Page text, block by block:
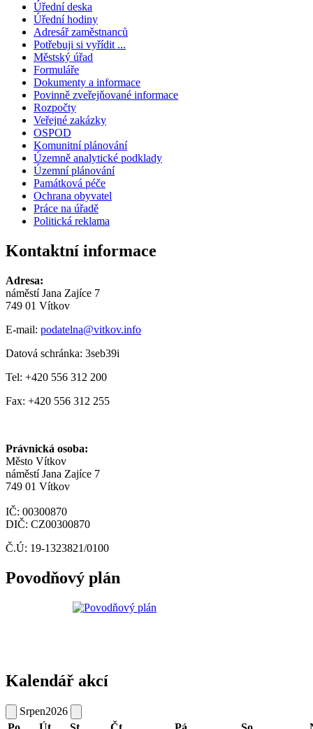
Úřední deska
Úřední hodiny
Adresář zaměstnanců
Potřebuji si vyřídit ...
Městský úřad
Formuláře
Dokumenty a informace
Povinně zveřejňované informace
Rozpočty
Veřejné zakázky
OSPOD
Komunitní plánování
Územně analytické podklady
Územní plánování
Památková péče
Ochrana obyvatel
Práce na úřadě
Politická reklama
Kontaktní informace
Adresa:
náměstí Jana Zajíce 7
749 01 Vítkov
E-mail: podatelna@vitkov.info
Datová schránka: 3seb39i
Tel: +420 556 312 200
Fax: +420 556 312 255
Právnická osoba:
Město Vítkov
náměstí Jana Zajíce 7
749 01 Vítkov
IČ: 00300870
DIČ: CZ00300870
Č.Ú: 19-1323821/0100
Povodňový plán
Kalendář akcí
Srpen2026